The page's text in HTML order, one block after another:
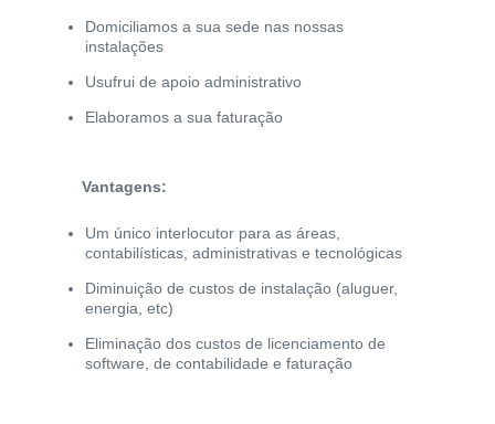
Domiciliamos a sua sede nas nossas
instalações
Usufrui de apoio administrativo
Elaboramos a sua faturação
Vantagens:
Um único interlocutor para as áreas,
contabilísticas, administrativas e tecnológicas
Diminuição de custos de instalação (aluguer,
energia, etc)
Eliminação dos custos de licenciamento de
software, de contabilidade e faturação